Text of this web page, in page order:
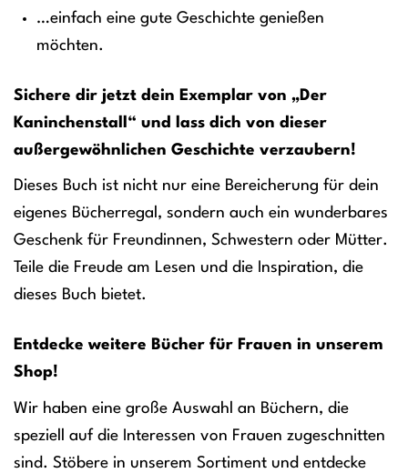
…einfach eine gute Geschichte genießen
möchten.
Sichere dir jetzt dein Exemplar von „Der
Kaninchenstall“ und lass dich von dieser
außergewöhnlichen Geschichte verzaubern!
Dieses Buch ist nicht nur eine Bereicherung für dein
eigenes Bücherregal, sondern auch ein wunderbares
Geschenk für Freundinnen, Schwestern oder Mütter.
Teile die Freude am Lesen und die Inspiration, die
dieses Buch bietet.
Entdecke weitere Bücher für Frauen in unserem
Shop!
Wir haben eine große Auswahl an Büchern, die
speziell auf die Interessen von Frauen zugeschnitten
sind. Stöbere in unserem Sortiment und entdecke